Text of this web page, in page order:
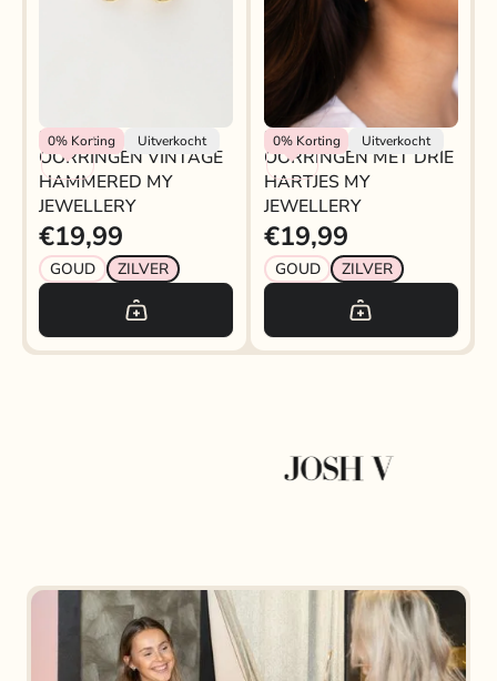
0% Korting Uitverkocht
My Jewellery
OORRINGEN VINTAGE
HAMMERED MY
JEWELLERY
€19,99
GOUD ZILVER
0%Korting Uitverkocht
My Jewellery
OORRINGEN MET DRIE
HARTJES MY
JEWELLERY
€19,99
GOUD ZILVER